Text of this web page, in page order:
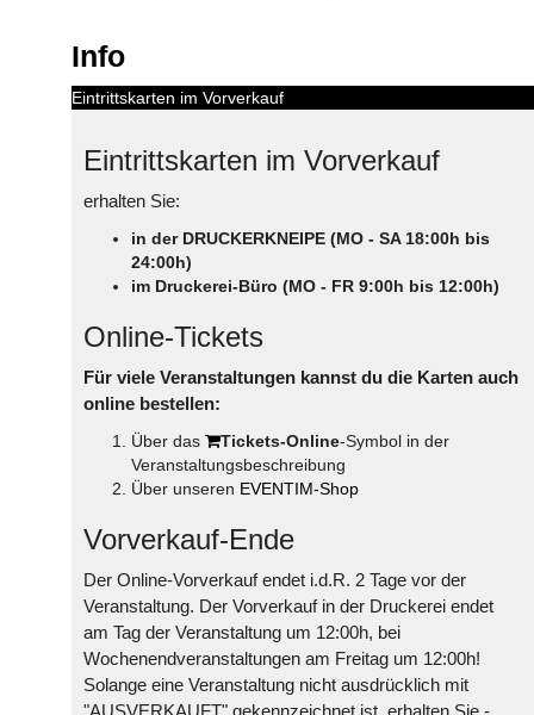
Info
Eintrittskarten im Vorverkauf
Eintrittskarten im Vorverkauf
erhalten Sie:
in der DRUCKERKNEIPE (MO - SA 18:00h bis
24:00h)
im Druckerei-Büro (MO - FR 9:00h bis 12:00h)
Online-Tickets
Für viele Veranstaltungen kannst du die Karten auch
online bestellen:
Über das Tickets-Online-Symbol in der
Veranstaltungsbeschreibung
Über unseren EVENTIM-Shop
Vorverkauf-Ende
Der Online-Vorverkauf endet i.d.R. 2 Tage vor der
Veranstaltung. Der Vorverkauf in der Druckerei endet
am Tag der Veranstaltung um 12:00h, bei
Wochenendveranstaltungen am Freitag um 12:00h!
Solange eine Veranstaltung nicht ausdrücklich mit